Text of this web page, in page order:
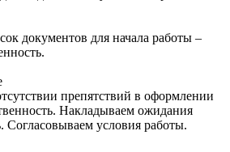
документов для начала работы –
препятствий в оформлении
Накладываем ожидания
Согласовываем условия работы.